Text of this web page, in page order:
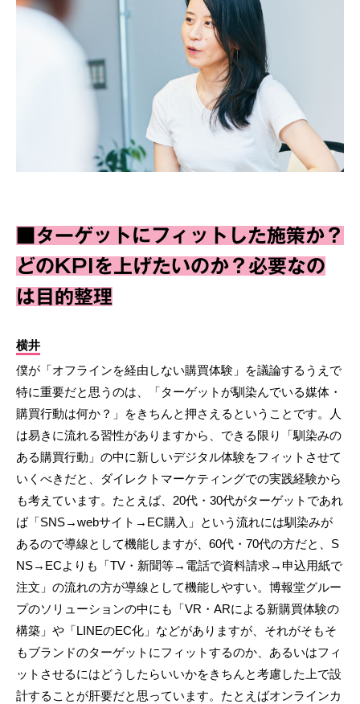
■ターゲットにフィットした施策か？
どのKPIを上げたいのか？必要なの
は目的整理
横井
僕が「オフラインを経由しない購買体験」を議論するうえで
特に重要だと思うのは、「ターゲットが馴染んでいる媒体・
購買行動は何か？」をきちんと押さえるということです。人
は易きに流れる習性がありますから、できる限り「馴染みの
ある購買行動」の中に新しいデジタル体験をフィットさせて
いくべきだと、ダイレクトマーケティングでの実践経験から
も考えています。たとえば、20代・30代がターゲットであれ
ば「SNS→webサイト→EC購入」という流れには馴染みが
あるので導線として機能しますが、60代・70代の方だと、S
NS→ECよりも「TV・新聞等→電話で資料請求→申込用紙で
注文」の流れの方が導線として機能しやすい。博報堂グルー
プのソリューションの中にも「VR・ARによる新購買体験の
構築」や「LINEのEC化」などがありますが、それがそもそ
もブランドのターゲットにフィットするのか、あるいはフィ
ットさせるにはどうしたらいいかをきちんと考慮した上で設
計することが肝要だと思っています。たとえばオンラインカ